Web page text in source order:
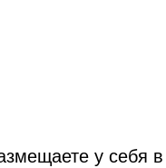
у себя